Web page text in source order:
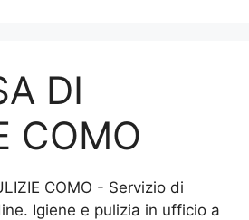
DI
COMO
COMO - Servizio di
Igiene e pulizia in ufficio a